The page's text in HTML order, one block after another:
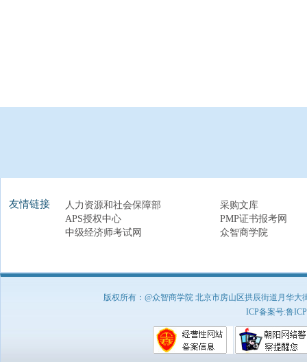
友情链接 人力资源和社会保障部
采购文库
APS授权中心
PMP证书报考网
中级经济师考试网
众智商学院
版权所有：@众智商学院 北京市房山区拱辰街道月华
ICP备案号:鲁